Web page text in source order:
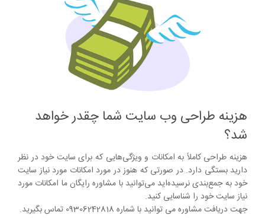
هزینه طراحی وب سایت شما چقدر خواهد
شد؟
هزینه طراحی کاملاً به امکانات و ویژگی‌هایی که برای سایت خود در نظر
دارید بستگی دارد. در صورتی که هنوز در مورد امکانات مورد نیاز سایت
خود به جمع‌بندی نرسیده‌اید می‌توانید با مشاوره رایگان ما امکانات مورد
نیاز سایت خود را شناسایی کنید.
جهت دریافت مشاوره می توانید با شماره 09306242818 تماس بگیرید.